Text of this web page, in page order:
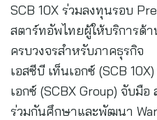
SCB 10X ร่วมลงทุนรอบ
สตาร์ทอัพไทยผู้ให้บริการด้
ครบวงจรสำหรับภาคธุรกิจ
เอสซีบี เท็นเอกซ์ (SCB
เอกซ์ (SCBX Group) จับมือ
ร่วมกันศึกษาและพัฒนา